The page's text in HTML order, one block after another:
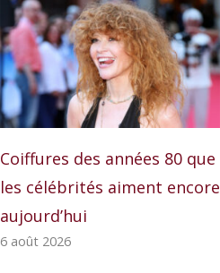
Coiffures des années 80 que
les célébrités aiment encore
aujourd’hui
6 août 2026